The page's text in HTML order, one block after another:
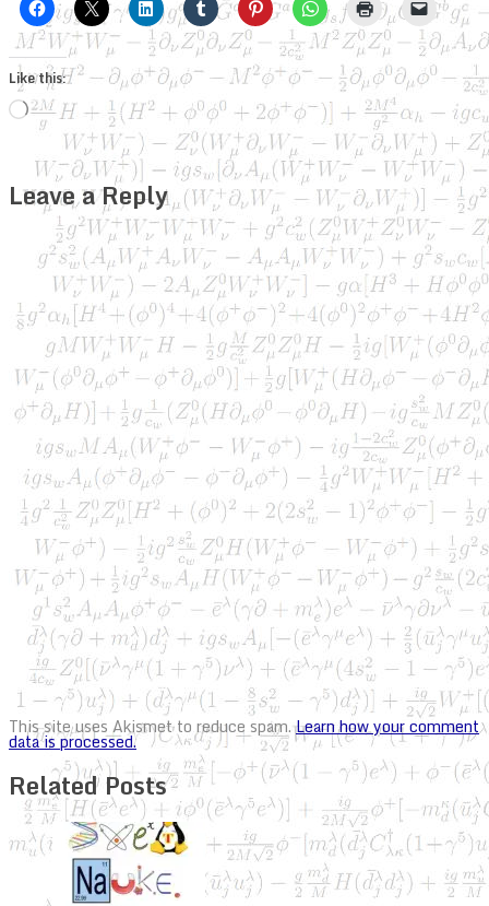
Like this:
Loading…
Leave a Reply
This site uses Akismet to reduce spam.Learn how your comment
data is processed.
Related Posts